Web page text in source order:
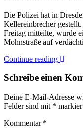
Die Polizei hat in
Kellereinbrecher
Freitag mitteilte, wurde
Mohnstraße auf
Continue reading
Schreibe einen
Deine E-Mail-Adresse
Felder sind mit *
Kommentar *